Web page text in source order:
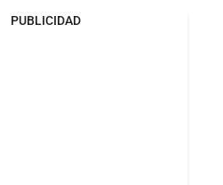
PUBLICIDAD